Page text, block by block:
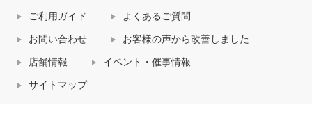
ご利用ガイド よくあるご質問
お問い合わせ お客様の声から改善しました
店舗情報 イベント・催事情報
サイトマップ